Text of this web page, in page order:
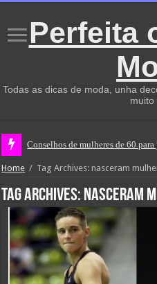
Perfeita
Todas as dicas de moda, unha
muito
Conselhos de mulheres de 60
Home / Tag Archives: nasceram
Tag Archives: nasceram